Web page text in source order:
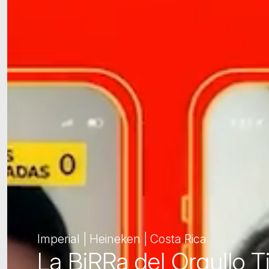
Imperial | Heineken | Costa Rica
La BiRRa del Orgullo